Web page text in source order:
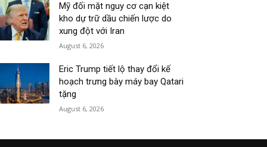
Mỹ đối mặt nguy cơ cạn kiệt
kho dự trữ dầu chiến lược do
xung đột với Iran
August 6, 2026
Eric Trump tiết lộ thay đổi kế
hoạch trưng bày máy bay Qatari
tặng
August 6, 2026